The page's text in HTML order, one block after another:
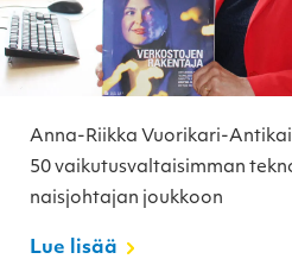
Anna-Riikka Vuorikari-
50 vaikutusvaltaisimman
naisjohtajan joukkoon
Lue lisää